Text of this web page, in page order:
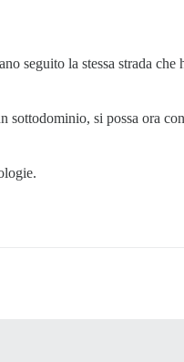
seguito la stessa strada
sottodominio, si possa ora